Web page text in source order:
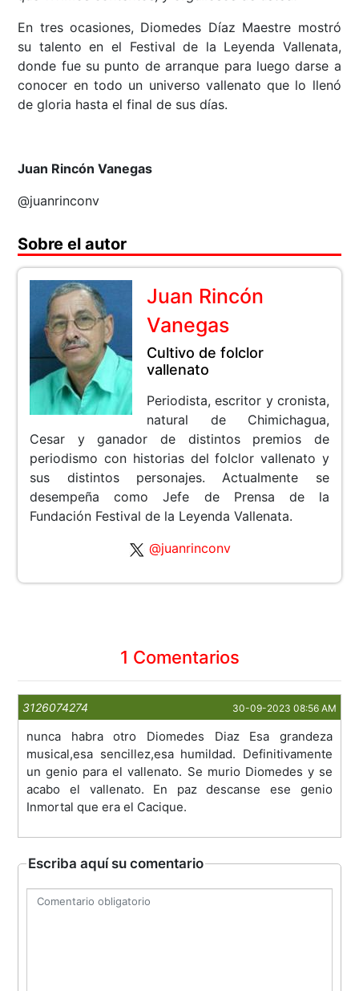
En tres ocasiones, Diomedes Díaz Maestre mostró
su talento en el Festival de la Leyenda Vallenata,
donde fue su punto de arranque para luego darse a
conocer en todo un universo vallenato que lo llenó
de gloria hasta el final de sus días.
Juan Rincón Vanegas
@juanrinconv
Sobre el autor
Juan Rincón
Vanegas
Cultivo de folclor
vallenato
Periodista, escritor y cronista,
natural de Chimichagua,
Cesar y ganador de distintos premios de
periodismo con historias del folclor vallenato y
sus distintos personajes. Actualmente se
desempeña como Jefe de Prensa de la
Fundación Festival de la Leyenda Vallenata.
@juanrinconv
1 Comentarios
3126074274 30-09-2023 08:56 AM
nunca habra otro Diomedes Diaz Esa grandeza
musical,esa sencillez,esa humildad. Definitivamente
un genio para el vallenato. Se murio Diomedes y se
acabo el vallenato. En paz descanse ese genio
Inmortal que era el Cacique.
Escriba aquí su comentario